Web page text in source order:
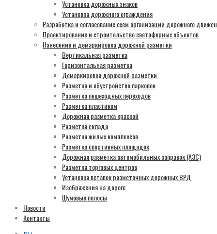
Установка дорожных знаков
Установка дорожного ограждения
Разработка и согласование схем организации дорожного
Проектирование и строительство светофорных объектов
Нанесение и демаркировка дорожной разметки
Вертикальная разметка
Горизонтальная разметка
Демаркировка дорожной разметки
Разметка и обустройство парковок
Разметка пешеходных переходов
Разметка пластиком
Дорожная разметка краской
Разметка склада
Разметка жилых комплексов
Разметка спортивных площадок
Дорожная разметка автомобильных заправок (АЗС)
Разметка торговых центров
Установка вставок разметочных дорожных ВРД
Изображения на дороге
Шумовые полосы
Новости
Контакты